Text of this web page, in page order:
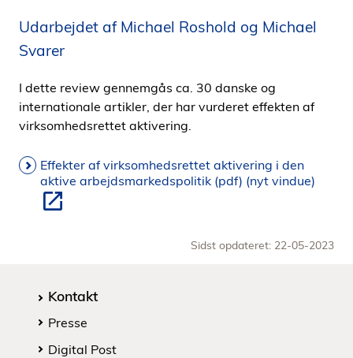
d
e
Udarbejdet af Michael Roshold og Michael
Svarer
I dette review gennemgås ca. 30 danske og
internationale artikler, der har vurderet effekten af
virksomhedsrettet aktivering.
Effekter af virksomhedsrettet aktivering i den
aktive arbejdsmarkedspolitik (pdf) (nyt vindue)
Sidst opdateret: 22-05-2023
Kontakt
Presse
Digital Post